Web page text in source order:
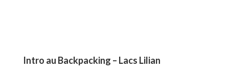
Intro au Backpacking – Lacs Lilian